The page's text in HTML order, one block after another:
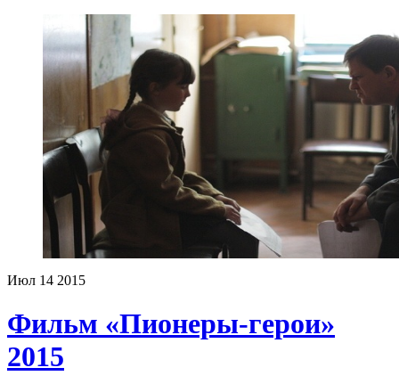
Июл 14 2015
Фильм «Пионеры-герои»
2015